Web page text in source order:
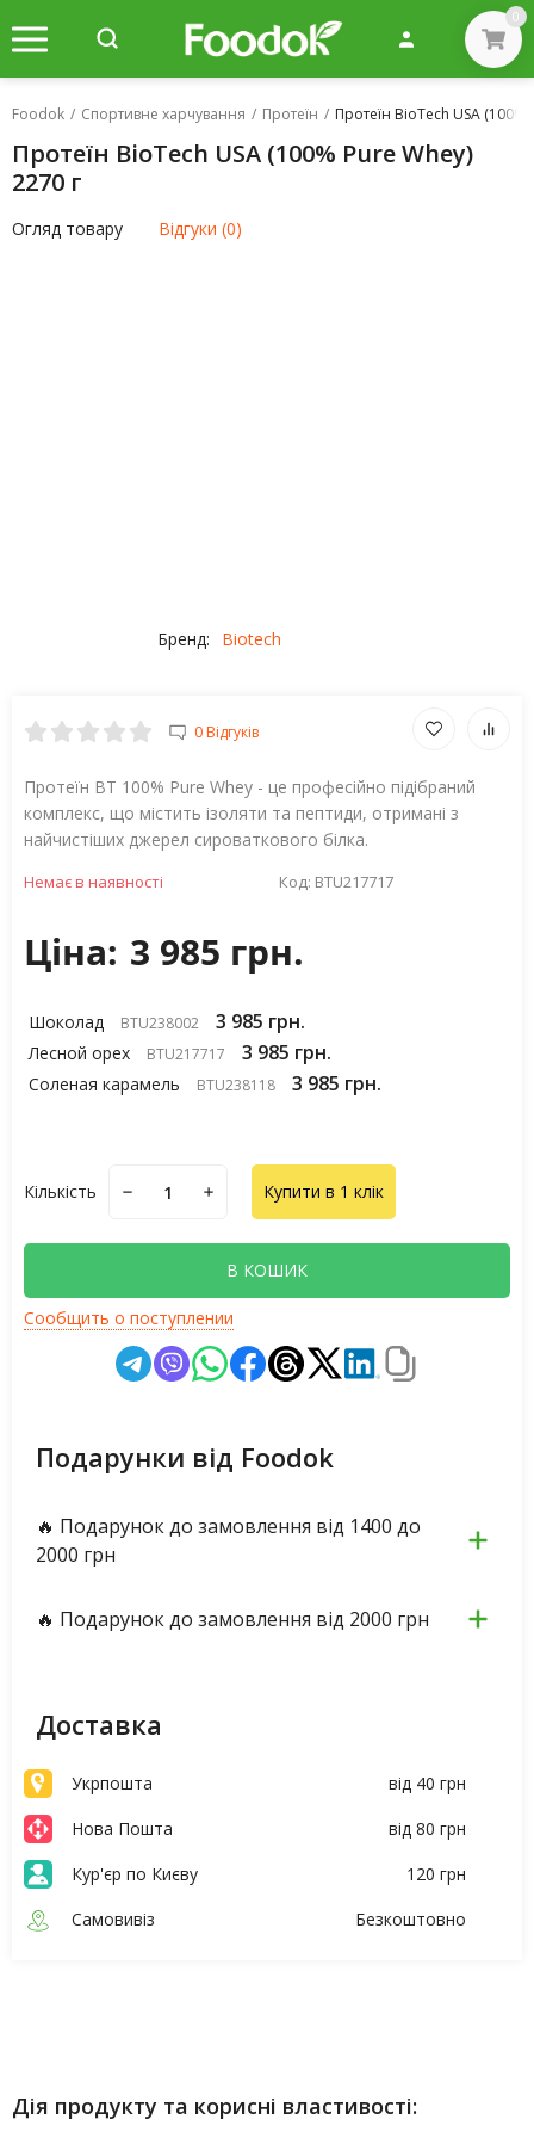
0
Foodok / Спортивне харчування / Протеїн / Протеїн BioTech USA (100%
Протеїн BioTech USA (100% Pure Whey)
2270 г
Огляд товару Відгуки (0)
Бренд: Biotech
0 Відгуків
Протеїн BT 100% Pure Whey - це професійно підібраний
комплекс, що містить ізоляти та пептиди, отримані з
найчистіших джерел сироваткового білка.
Немає в наявності Код: BTU217717
Ціна: 3 985 грн.
Шоколад BTU238002 3 985 грн.
Лесной орех BTU217717 3 985 грн.
Соленая карамель BTU238118 3 985 грн.
Кількість Купити в 1 клік
В КОШИК
Сообщить о поступлении
Подарунки від Foodok
🔥 Подарунок до замовлення від 1400 до
2000 грн
🔥 Подарунок до замовлення від 2000 грн
Доставка
Укрпошта
від 40 грн
Нова Пошта
від 80 грн
Кур'єр по Києву
120 грн
Самовивіз
Безкоштовно
Дія продукту та корисні властивості: